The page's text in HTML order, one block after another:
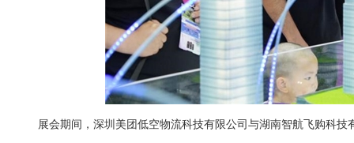
展会期间，深圳美团低空物流科技有限公司与湖南智航飞购科